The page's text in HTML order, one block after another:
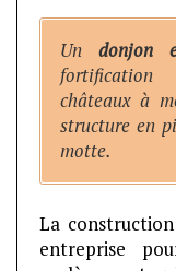
Un donjon
fortification
châteaux à
structure en
motte.
La
entreprise